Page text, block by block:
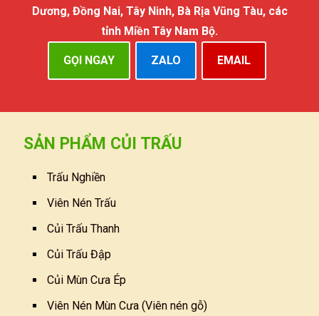
Dương, Đồng Nai, Tây Ninh, Bà Rịa Vũng Tàu, các
tỉnh Miền Tây Nam Bộ.
GỌI NGAY ZALO EMAIL
SẢN PHẨM CỦI TRẤU
Trấu Nghiền
Viên Nén Trấu
Củi Trấu Thanh
Củi Trấu Đập
Củi Mùn Cưa Ép
Viên Nén Mùn Cưa (Viên nén gỗ)